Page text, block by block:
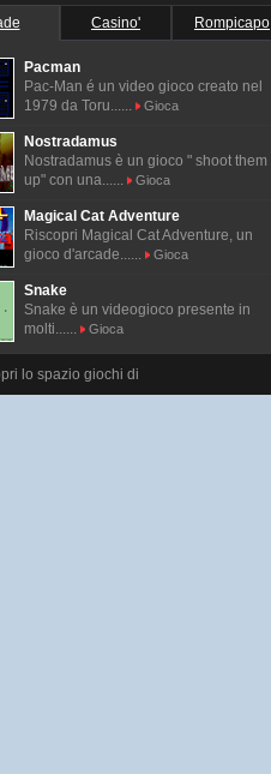
Casino' Rompicapo
Pacman
Pac-Man é un video gioco creato nel
1979 da Toru......
Gioca
Nostradamus
Nostradamus è un gioco " shoot them
up" con una......
Gioca
Magical Cat Adventure
Riscopri Magical Cat Adventure, un
gioco d'arcade......
Gioca
Snake
Snake è un videogioco presente in
molti......
Gioca
lo spazio giochi di